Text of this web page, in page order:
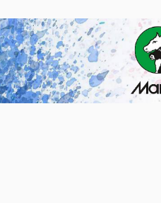
等7种产品。其中，学生文具
浙江省、广东省等产地的生产